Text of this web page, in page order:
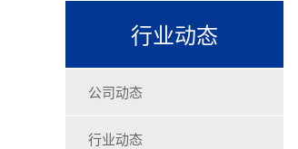
行业动态
公司动态
行业动态